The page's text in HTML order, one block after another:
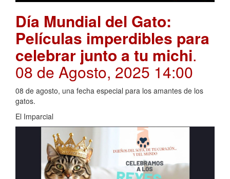
Día Mundial del Gato:
Películas imperdibles para
celebrar junto a tu michi.
08 de Agosto, 2025 14:00
08 de agosto, una fecha especial para los amantes de los
gatos.
El Imparcial